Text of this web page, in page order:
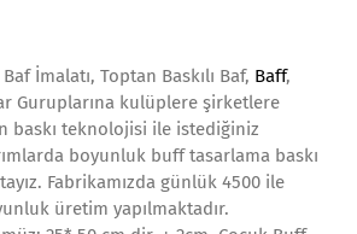
Baf İmalatı, Toptan Baskılı Baf, Baff,
Guruplarına kulüplere şirketlere
baskı teknolojisi ile istediğiniz
boyunluk buff tasarlama baskı
Fabrikamızda günlük 4500 ile
üretim yapılmaktadır.